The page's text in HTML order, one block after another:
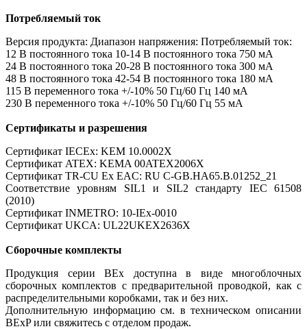
Потребляемый ток
Версия продукта: Диапазон напряжения: Потребляемый ток:
12 В постоянного тока 10-14 В постоянного тока 750 мА
24 В постоянного тока 20-28 В постоянного тока 300 мА
48 В постоянного тока 42-54 В постоянного тока 180 мА
115 В переменного тока +/-10% 50 Гц/60 Гц 140 мА
230 В переменного тока +/-10% 50 Гц/60 Гц 55 мА
Сертификаты и разрешения
Сертификат IECEx: KEM 10.0002X
Сертификат ATEX: KEMA 00ATEX2006X
Сертификат TR-CU Ex EAC: RU C-GB.HA65.B.01252_21
Соответствие уровням SIL1 и SIL2 стандарту IEC 61508
(2010)
Сертификат INMETRO: 10-IEx-0010
Сертификат UKCA: UL22UKEX2636X
Сборочные комплекты
Продукция серии BEx доступна в виде многоблочных
сборочных комплектов с предварительной проводкой, как с
распределительными коробками, так и без них.
Дополнительную информацию см. в техническом описании
BExP или свяжитесь с отделом продаж.